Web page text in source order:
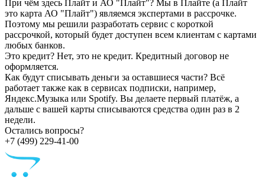
При чём здесь Плайт и АО "Плайт"? Мы в Плайте (а Плайт
это карта АО "Плайт") являемся экспертами в рассрочке.
Поэтому мы решили разработать сервис с короткой
рассрочкой, который будет доступен всем клиентам с картами
любых банков.
Это кредит? Нет, это не кредит. Кредитный договор не
оформляется.
Как будут списывать деньги за оставшиеся части? Всё
работает также как в сервисах подписки, например,
Яндекс.Музыка или Spotify. Вы делаете первый платёж, а
дальше с вашей карты списываются средства один раз в 2
недели.
Остались вопросы?
+7 (499) 229-41-00